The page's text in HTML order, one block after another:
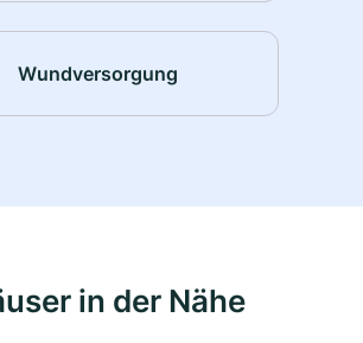
Wundversorgung
in der Nähe